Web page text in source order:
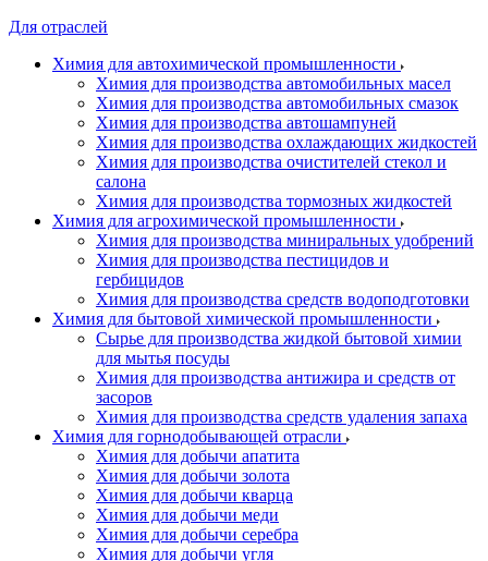
Для отраслей
Химия для автохимической промышленности
Химия для производства автомобильных масел
Химия для производства автомобильных смазок
Химия для производства автошампуней
Химия для производства охлаждающих жидкостей
Химия для производства очистителей стекол и
салона
Химия для производства тормозных жидкостей
Химия для агрохимической промышленности
Химия для производства миниральных удобрений
Химия для производства пестицидов и
гербицидов
Химия для производства средств водоподготовки
Химия для бытовой химической промышленности
Сырье для производства жидкой бытовой химии
для мытья посуды
Химия для производства антижира и средств от
засоров
Химия для производства средств удаления запаха
Химия для горнодобывающей отрасли
Химия для добычи апатита
Химия для добычи золота
Химия для добычи кварца
Химия для добычи меди
Химия для добычи серебра
Химия для добычи угля